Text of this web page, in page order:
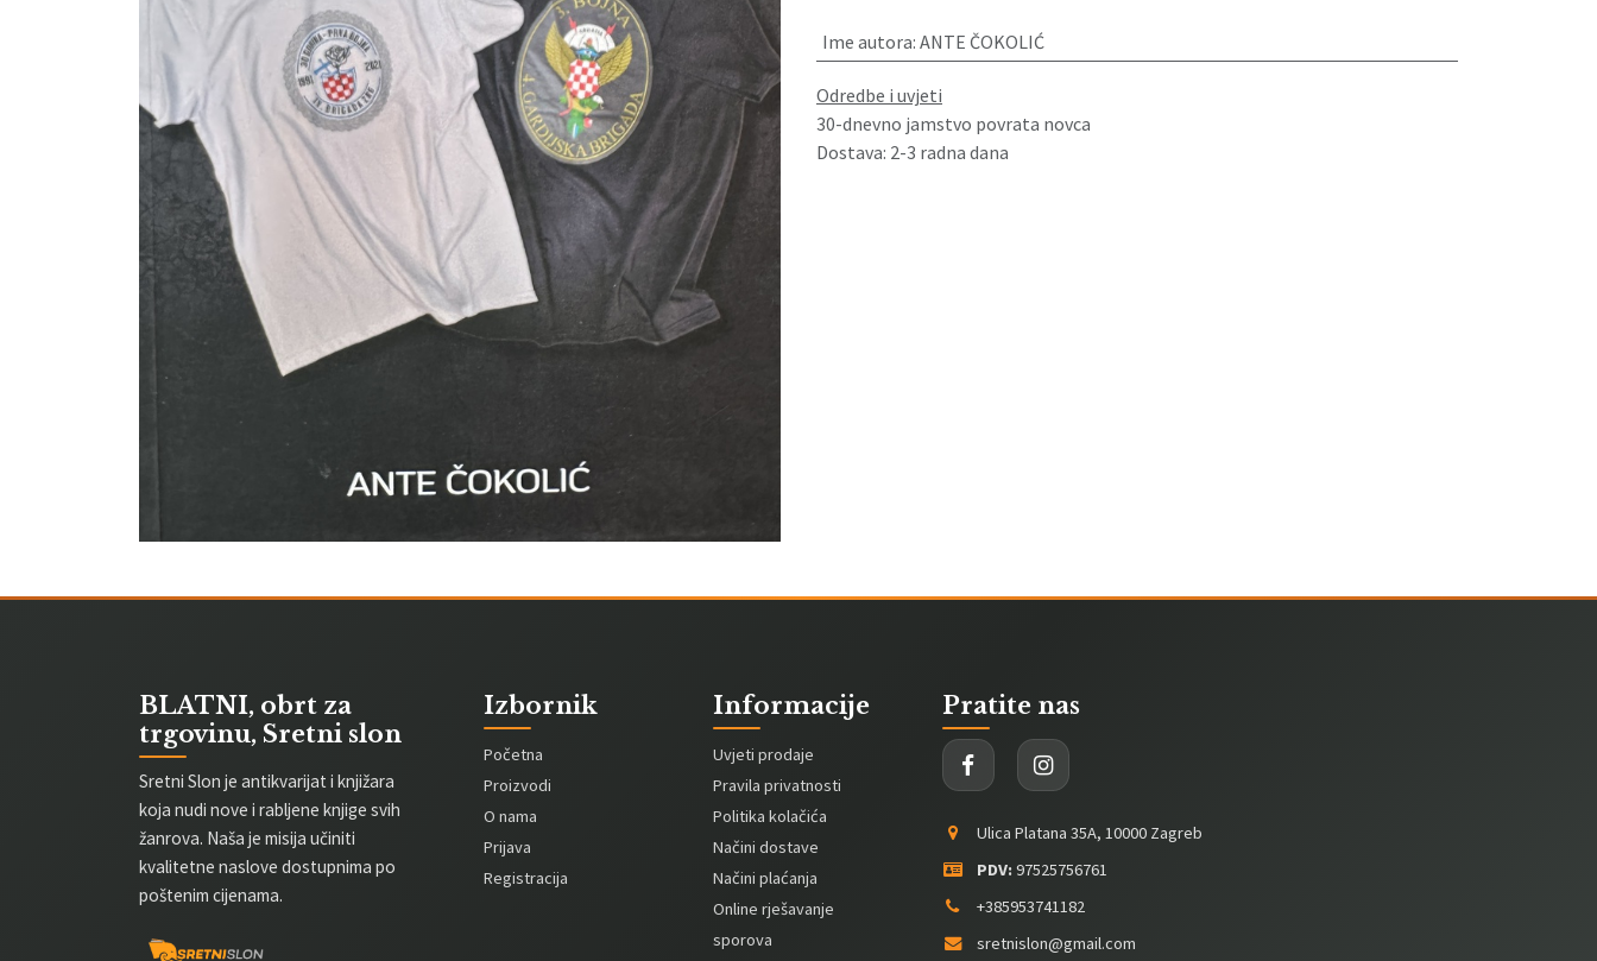
Ime autora: ANTE ČOKOLIĆ
Odredbe i uvjeti
30-dnevno jamstvo povrata novca
Dostava: 2-3 radna dana
BLATNI, obrt za
trgovinu, Sretni slon
Sretni Slon je antikvarijat i knjižara
koja nudi nove i rabljene knjige svih
žanrova. Naša je misija učiniti
kvalitetne naslove dostupnima po
poštenim cijenama.
Izbornik
Početna
Proizvodi
O nama
Prijava
Registracija
Informacije
Uvjeti prodaje
Pravila privatnosti
Politika kolačića
Načini dostave
Načini plaćanja
Online rješavanje
sporova
Pratite nas
Ulica Platana 35A, 10000 Zagreb
PDV: 97525756761
+385953741182
sretnislon@gmail.com